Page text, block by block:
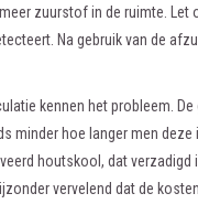
zuurstof in de ruimte. Let
Na gebruik van de
kennen het probleem.
minder hoe langer men
houtskool, dat
vervelend dat de